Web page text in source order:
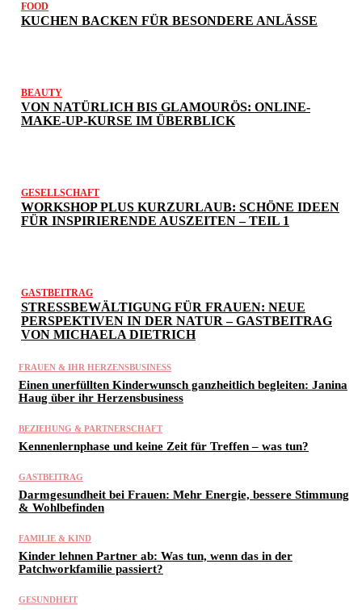
FOOD
KUCHEN BACKEN FÜR BESONDERE ANLÄSSE
BEAUTY
VON NATÜRLICH BIS GLAMOURÖS: ONLINE-
MAKE-UP-KURSE IM ÜBERBLICK
GESELLSCHAFT
WORKSHOP PLUS KURZURLAUB: SCHÖNE IDEEN
FÜR INSPIRIERENDE AUSZEITEN – TEIL 1
GASTBEITRAG
STRESSBEWÄLTIGUNG FÜR FRAUEN: NEUE
PERSPEKTIVEN IN DER NATUR – GASTBEITRAG
VON MICHAELA DIETRICH
FRAUEN & IHR HERZENSBUSINESS
Einen unerfüllten Kinderwunsch ganzheitlich begleiten: Janina
Haug über ihr Herzensbusiness
BEZIEHUNG & PARTNERSCHAFT
Kennenlernphase und keine Zeit für Treffen – was tun?
GASTBEITRAG
Darmgesundheit bei Frauen: Mehr Energie, bessere Stimmung
& Wohlbefinden
FAMILIE & KIND
Kinder lehnen Partner ab: Was tun, wenn das in der
Patchworkfamilie passiert?
GESUNDHEIT